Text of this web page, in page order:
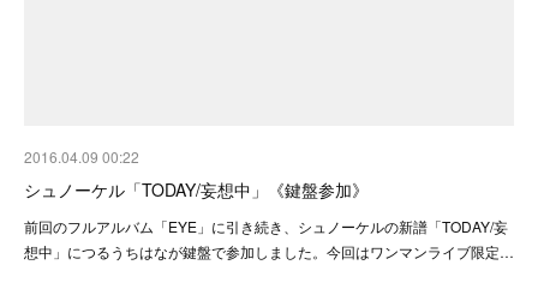
2016.04.09 00:22
シュノーケル「TODAY/妄想中」《鍵盤参加》
前回のフルアルバム「EYE」に引き続き、シュノーケルの新譜「TODAY/妄
想中」につるうちはなが鍵盤で参加しました。今回はワンマンライブ限定…